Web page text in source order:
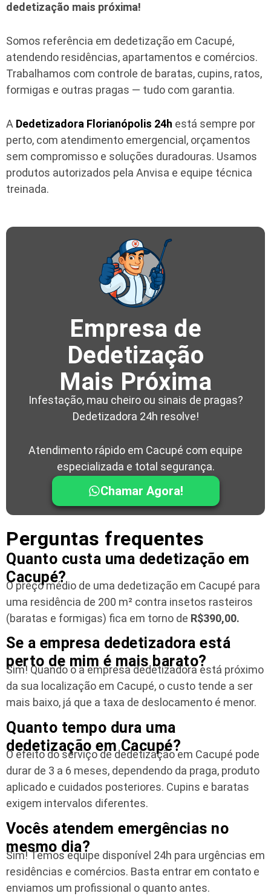
dedetização mais próxima!
Somos referência em dedetização em Cacupé,
atendendo residências, apartamentos e comércios.
Trabalhamos com controle de baratas, cupins, ratos,
formigas e outras pragas — tudo com garantia.
A Dedetizadora Florianópolis 24h está sempre por
perto, com atendimento emergencial, orçamentos
sem compromisso e soluções duradouras. Usamos
produtos autorizados pela Anvisa e equipe técnica
treinada.
Empresa de
Dedetização
Mais Próxima
Infestação, mau cheiro ou sinais de pragas?
Dedetizadora 24h resolve!
Atendimento rápido em Cacupé com equipe
especializada e total segurança.
Chamar Agora!
Perguntas frequentes
Quanto custa uma dedetização em
Cacupé?
O preço médio de uma dedetização em Cacupé para
uma residência de 200 m² contra insetos rasteiros
(baratas e formigas) fica em torno de R$390,00.
Se a empresa dedetizadora está
perto de mim é mais barato?
Sim! Quando o a empresa dedetizadora está próximo
da sua localização em Cacupé, o custo tende a ser
mais baixo, já que a taxa de deslocamento é menor.
Quanto tempo dura uma
dedetização em Cacupé?
O efeito do serviço de dedetização em Cacupé pode
durar de 3 a 6 meses, dependendo da praga, produto
aplicado e cuidados posteriores. Cupins e baratas
exigem intervalos diferentes.
Vocês atendem emergências no
mesmo dia?
Sim! Temos equipe disponível 24h para urgências em
residências e comércios. Basta entrar em contato e
enviamos um profissional o quanto antes.